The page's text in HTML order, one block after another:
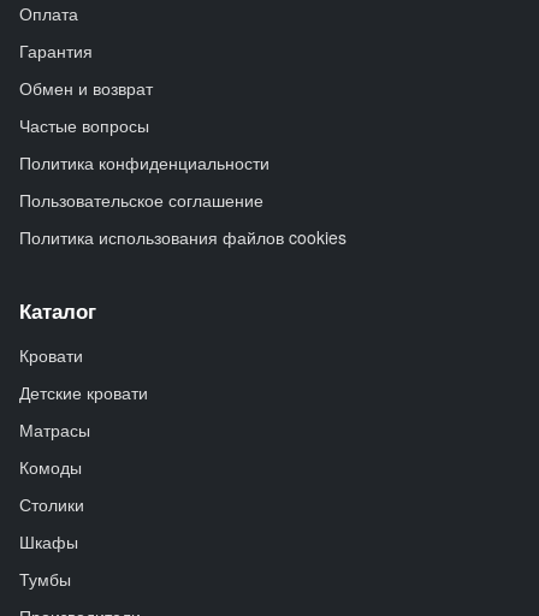
Оплата
Гарантия
Обмен и возврат
Частые вопросы
Политика конфиденциальности
Пользовательское соглашение
Политика использования файлов cookies
Каталог
Кровати
Детские кровати
Матрасы
Комоды
Столики
Шкафы
Тумбы